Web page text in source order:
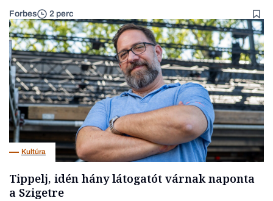
Forbes 2 perc
Kultúra
Tippelj, idén hány látogatót várnak naponta
a Szigetre